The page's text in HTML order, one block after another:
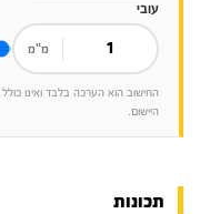
עובי
מ"מ
החישוב הוא הערכה בלבד ואינו
היישום.
תכונות